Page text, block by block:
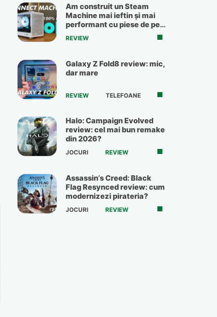
Am construit un Steam
Machine mai ieftin și mai
performant cu piese de pe
OLX
REVIEW
Galaxy Z Fold8 review: mic,
dar mare
REVIEW TELEFOANE
Halo: Campaign Evolved
review: cel mai bun remake
din 2026?
JOCURI REVIEW
Assassin’s Creed: Black
Flag Resynced review: cum
modernizezi pirateria?
JOCURI REVIEW